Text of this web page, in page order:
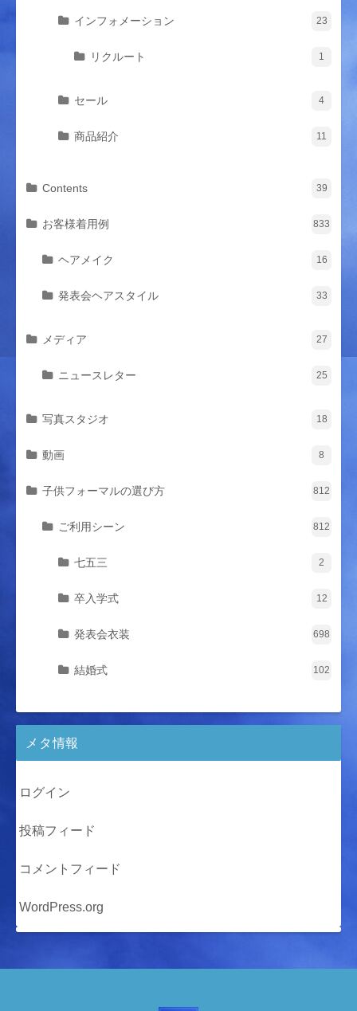
インフォメーション 23
リクルート 1
セール 4
商品紹介 11
Contents 39
お客様着用例 833
ヘアメイク 16
発表会ヘアスタイル 33
メディア 27
ニュースレター 25
写真スタジオ 18
動画 8
子供フォーマルの選び方 812
ご利用シーン 812
七五三 2
卒入学式 12
発表会衣装 698
結婚式 102
メタ情報
ログイン
投稿フィード
コメントフィード
WordPress.org